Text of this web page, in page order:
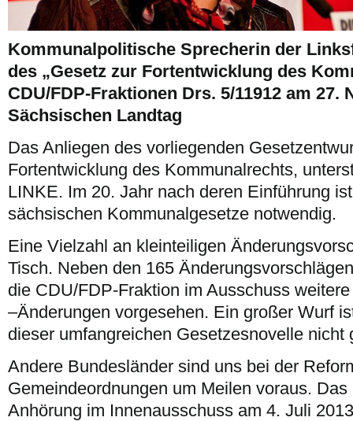
Kommunalpolitische Sprecherin der
des „Gesetz zur Fortentwicklung des
CDU/FDP-Fraktionen Drs. 5/11912 am 27.
Sächsischen Landtag
Das Anliegen des vorliegenden
Fortentwicklung des Kommunalrechts,
LINKE. Im 20. Jahr nach deren Einführung
sächsischen Kommunalgesetze notwendig.
Eine Vielzahl an kleinteiligen
Tisch. Neben den 165
die CDU/FDP-Fraktion im Ausschuss
–Änderungen vorgesehen. Ein großer Wurf
dieser umfangreichen Gesetzesnovelle nicht
Andere Bundesländer sind uns bei der
Gemeindeordnungen um Meilen voraus.
Anhörung im Innenausschuss am 4. Juli